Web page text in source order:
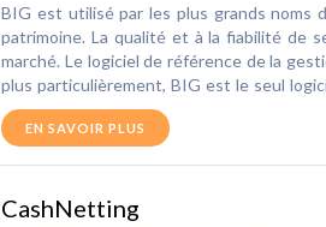
mettre à disposition une solution
exemple à même de gérer l'intégralité
commerciaux ou d'opérations de
souscription jusqu'au règlement. Les
une plus grande visibilité sur toutes les
d'évaluer et de contrôler les divers
suppression des processus manuels et
Banking System permet d'atteindre, de
BIG est utilisé par les plus grands noms
patrimoine. La qualité et à la fiabilité de
marché. Le logiciel de référence de la
plus particulièrement, BIG est le seul
des déclarations agréées par
valorisez votre conseil : Approche
rémunération, changement de statut,
EN SAVOIR PLUS
CashNetting